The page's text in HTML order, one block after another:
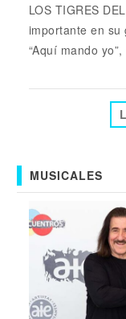
LOS TIGRES
importante en su
“Aquí mando
MUSICALES